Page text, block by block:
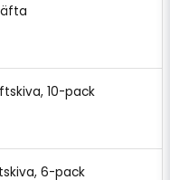
10-pack
6-pack